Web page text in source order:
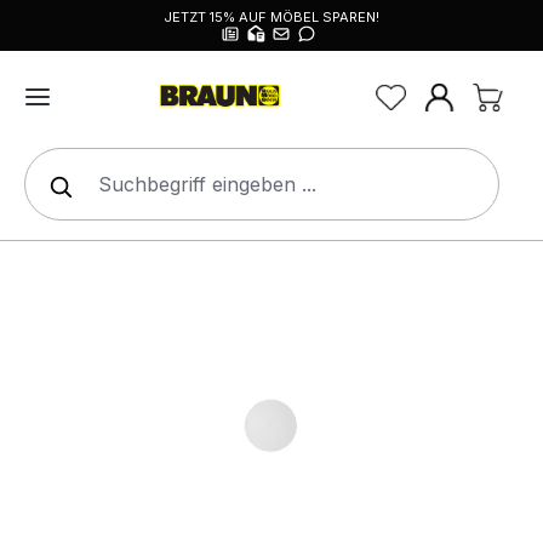
JETZT 15% AUF MÖBEL SPAREN!